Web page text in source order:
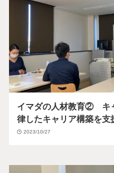
イマダの人材教育② キ
律したキャリア構築を支
2023/10/27